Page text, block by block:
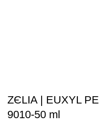
ZЄLIA | EUXYL PE
9010-50 ml